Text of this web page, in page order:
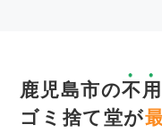
鹿児島市の不
ゴミ捨て堂が